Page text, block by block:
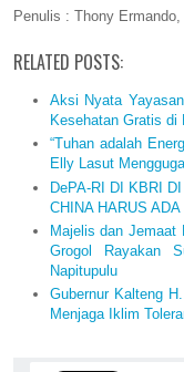
Penulis : Thony Ermando,
RELATED POSTS:
Aksi Nyata
Kesehatan Gratis di
“Tuhan adalah
Elly Lasut
DePA-RI DI KBRI
CHINA HARUS ADA
Majelis dan Jemaat
Grogol Rayakan
Napitupulu
Gubernur Kalteng
Menjaga Iklim